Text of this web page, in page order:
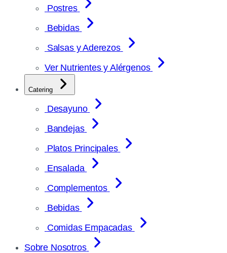
Postres
Bebidas
Salsas y Aderezos
Ver Nutrientes y Alérgenos
Catering
Desayuno
Bandejas
Platos Principales
Ensalada
Complementos
Bebidas
Comidas Empacadas
Sobre Nosotros